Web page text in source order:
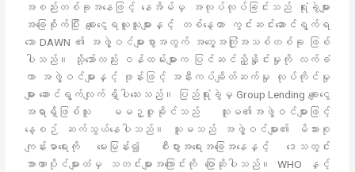
အစည်းတစ်ခုအနေဖြင့် နေအိမ်မှ အလုပ်လုပ်ခြင်းသည် ရုံးခွဲများ
အခြေစိုက်ပြီး ချေးငွေရယူသူများနှင့် တစ်နေ့တာ ကွင်းဆင်းဆောင်ရွက်ရ
သော DAWN ၏ အဖွဲ့ဝင်များစွာအတွက် အတွေ့အကြုံအသစ်တစ်ခု ဖြစ်
ပါသည်။ သို့သော်လည်း ဝန်ထမ်းများက ပြင်ဆင်ညှိနှိုင်းမှုကို လက်ခံ
ကာ အဖွဲ့ဝင်များနှင့် ဖုန်းဖြင့် အနီးကပ်ချိတ်ဆက်မှု လုပ်ကိုင်မှု
များ ဆောင်ရွက်လျက် ရှိပါသေးသည်။ ပြည်ရုံးခွဲမှ Group Lending ချေးငွေ
အရာရှိဖြစ်သူ မမဉ္ဇူခိုင်သည် သူမ၏အဖွဲ့ဝင်များဖြင့်
နေ့စဉ် ဆက်သွယ်နေပါသည်။ သူမသည် အဖွဲ့ဝင်များ၏ မိသားစု
ကျန်းမာရေးကို မေးမြန်း၍ စီးပွားအရေးအခြေအနေနှင့် ဒေသတွင်း
အာဏာပိုင်များထံမှ သတင်းများအကြောင်းကို ပြောဆိုပါသည်။ WHO နှင့်